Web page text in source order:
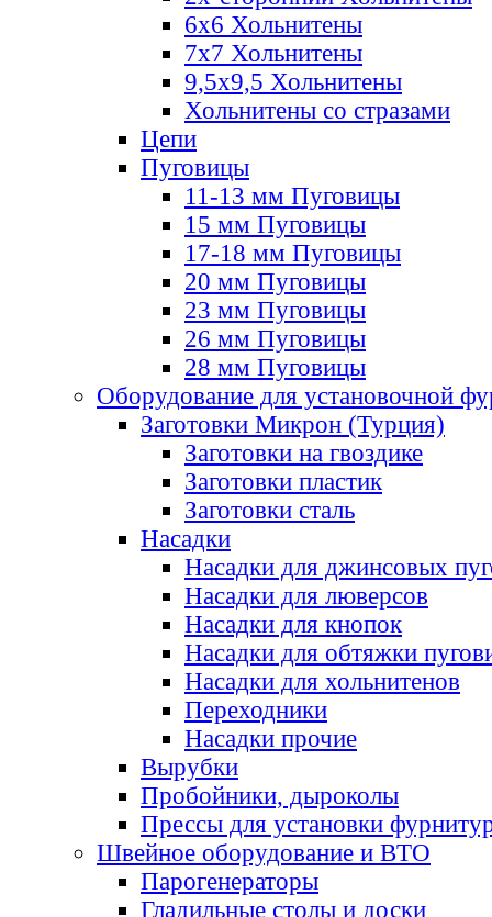
6х6 Хольнитены
7х7 Хольнитены
9,5х9,5 Хольнитены
Хольнитены со стразами
Цепи
Пуговицы
11-13 мм Пуговицы
15 мм Пуговицы
17-18 мм Пуговицы
20 мм Пуговицы
23 мм Пуговицы
26 мм Пуговицы
28 мм Пуговицы
Оборудование для установочной
Заготовки Микрон (Турция)
Заготовки на гвоздике
Заготовки пластик
Заготовки сталь
Насадки
Насадки для джинсовых
Насадки для люверсов
Насадки для кнопок
Насадки для обтяжки
Насадки для хольнитенов
Переходники
Насадки прочие
Вырубки
Пробойники, дыроколы
Прессы для установки
Швейное оборудование и ВТО
Парогенераторы
Гладильные столы и доски